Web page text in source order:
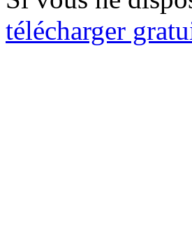
télécharger